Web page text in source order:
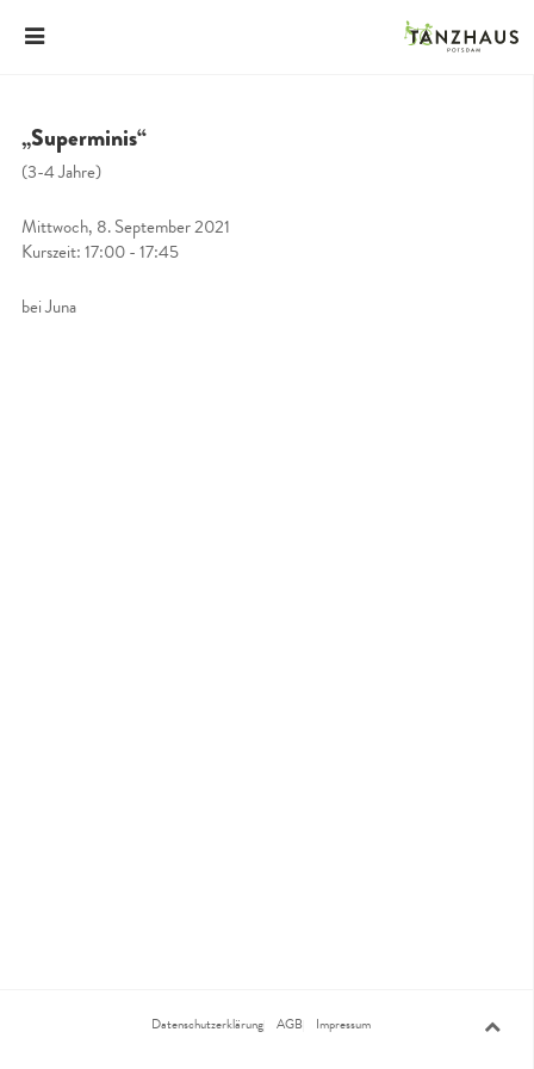
„Superminis“
(3-4 Jahre)
Mittwoch, 8. September 2021
Kurszeit: 17:00 - 17:45
bei Juna
Datenschutzerklärung AGB Impressum